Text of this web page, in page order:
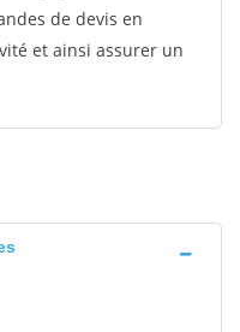
de devis en
et ainsi assurer un